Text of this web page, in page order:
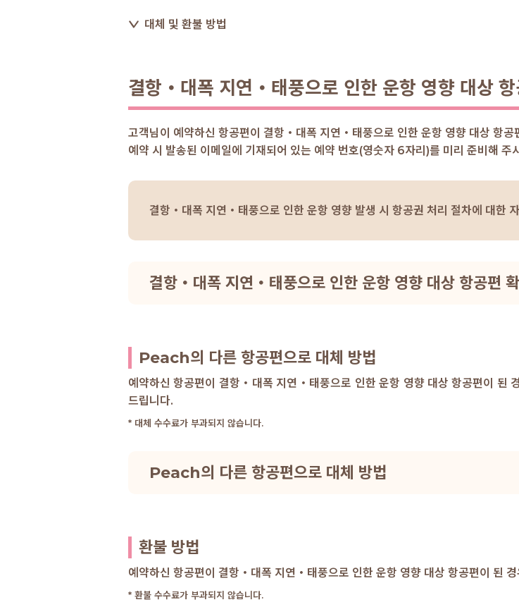
대체 및 환불 방법
결항・대폭 지연・태풍으로 인한 운항 영향 대상
고객님이 예약하신 항공편이 결항・대폭 지연・태풍으로 인한 운항 영향 대상 항
예약 시 발송된 이메일에 기재되어 있는 예약 번호(영숫자 6자리)를 미리 준비해 주
결항・대폭 지연・태풍으로 인한 운항 영향 발생 시 항공권 처리 절차에 대한
결항・대폭 지연・태풍으로 인한 운항 영향 대상 항공편
Peach의 다른 항공편으로 대체 방법
예약하신 항공편이 결항・대폭 지연・태풍으로 인한 운항 영향 대상 항공편이
드립니다.
* 대체 수수료가 부과되지 않습니다.
Peach의 다른 항공편으로 대체 방법
환불 방법
예약하신 항공편이 결항・대폭 지연・태풍으로 인한 운항 영향 대상 항공편이 된
* 환불 수수료가 부과되지 않습니다.